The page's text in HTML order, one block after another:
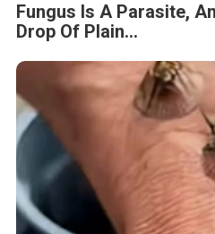
Fungus Is A Parasite,
Drop Of Plain...